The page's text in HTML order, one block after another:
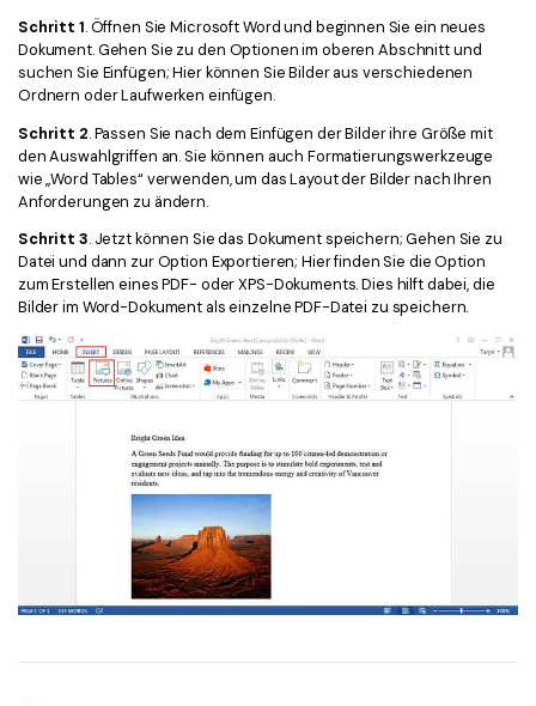
Schritt 1. Öffnen Sie Microsoft Word und beginnen Sie ein neues
Dokument. Gehen Sie zu den Optionen im oberen Abschnitt und
suchen Sie Einfügen; Hier können Sie Bilder aus verschiedenen
Ordnern oder Laufwerken einfügen.
Schritt 2. Passen Sie nach dem Einfügen der Bilder ihre Größe mit
den Auswahlgriffen an. Sie können auch Formatierungswerkzeuge
wie „Word Tables“ verwenden, um das Layout der Bilder nach Ihren
Anforderungen zu ändern.
Schritt 3. Jetzt können Sie das Dokument speichern; Gehen Sie zu
Datei und dann zur Option Exportieren; Hier finden Sie die Option
zum Erstellen eines PDF- oder XPS-Dokuments. Dies hilft dabei, die
Bilder im Word-Dokument als einzelne PDF-Datei zu speichern.